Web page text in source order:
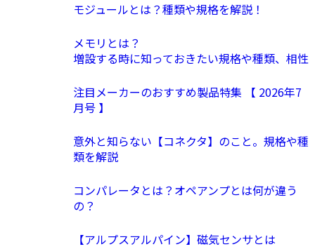
モジュールとは？種類や規格を解説！
メモリとは？
増設する時に知っておきたい規格や種類、相性
注目メーカーのおすすめ製品特集 【 2026年7
月号 】
意外と知らない【コネクタ】のこと。規格や種
類を解説
コンパレータとは？オペアンプとは何が違う
の？
【アルプスアルパイン】磁気センサとは